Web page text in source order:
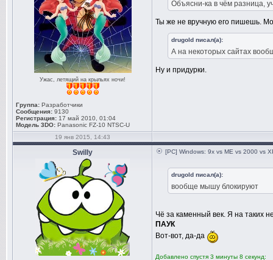
Ужас, летящий на крыльях ночи!
Группа: Разработчики
Сообщения: 9130
Регистрация: 17 май 2010, 01:04
Модель 3DO: Panasonic FZ-10 NTSC-U
Объясни-ка в чём разница,
Ты же не вручную его пишешь.
drugold писал(а):
А на некоторых сайтах
Ну и придурки.
19 янв 2015, 14:43
Swilly [PC] Windows: 9x vs ME vs 2000 vs
drugold писал(а):
вообще мышу блокируют
Чё за каменный век. Я на таких
ПАУК
Вот-вот, да-да
Добавлено спустя 3 минуты 8 секунд: